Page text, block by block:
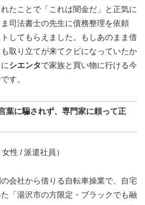
たことで「これは闇金だ」と正気に
司法書士の先生に債務整理を依頼
してもらえました。もしあのまま借
取り立てが来てクビになっていたか
シエンタで家族と買い物に行ける今
す。
葉に騙されず、専門家に頼って正
性 / 派遣社員）
会社から借りる自転車操業で、自宅
「湯沢市の方限定・ブラックでも融